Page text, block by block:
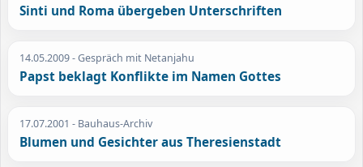
Sinti und Roma übergeben Unterschriften
14.05.2009- Gespräch mit Netanjahu
Papst beklagt Konflikte im Namen Gottes
17.07.2001 - Bauhaus-Archiv
Blumen und Gesichter aus Theresienstadt